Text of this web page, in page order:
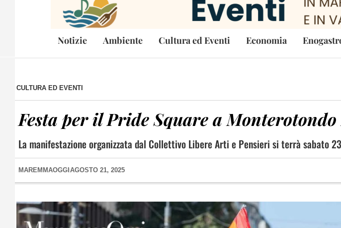
Notizie Ambiente Cultura ed Eventi Economia
CULTURA ED EVENTI
Festa per il Pride Square a
La manifestazione organizzata dal Collettivo Libere Arti e Pensieri si terrà sabato
MAREMMAOGGI AGOSTO 21, 2025